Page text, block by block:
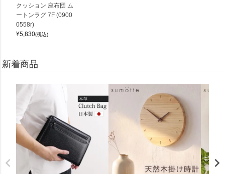
クッション 座布団 ム
ートンラグ 7F (0900
0558r)
¥5,830(税込)
新着商品